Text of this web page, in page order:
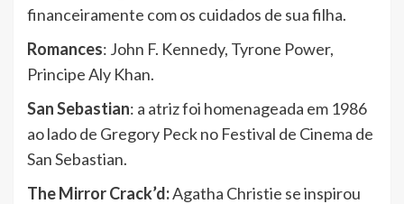
financeiramente com os cuidados de sua filha.
Romances: John F. Kennedy, Tyrone Power,
Principe Aly Khan.
San Sebastian: a atriz foi homenageada em 1986
ao lado de Gregory Peck no Festival de Cinema de
San Sebastian.
The Mirror Crack’d:Agatha Christie se inspirou